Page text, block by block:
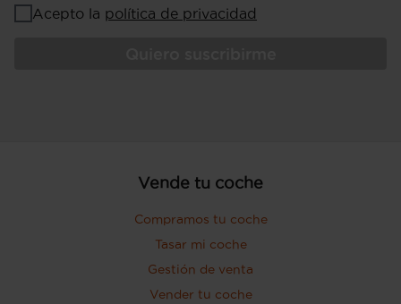
Acepto la política de privacidad
Vende tu coche
Compramos tu coche
Tasar mi coche
Gestión de venta
Vender tu coche